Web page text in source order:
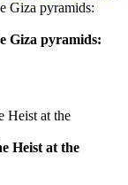
Giza pyramids:
Heist at the